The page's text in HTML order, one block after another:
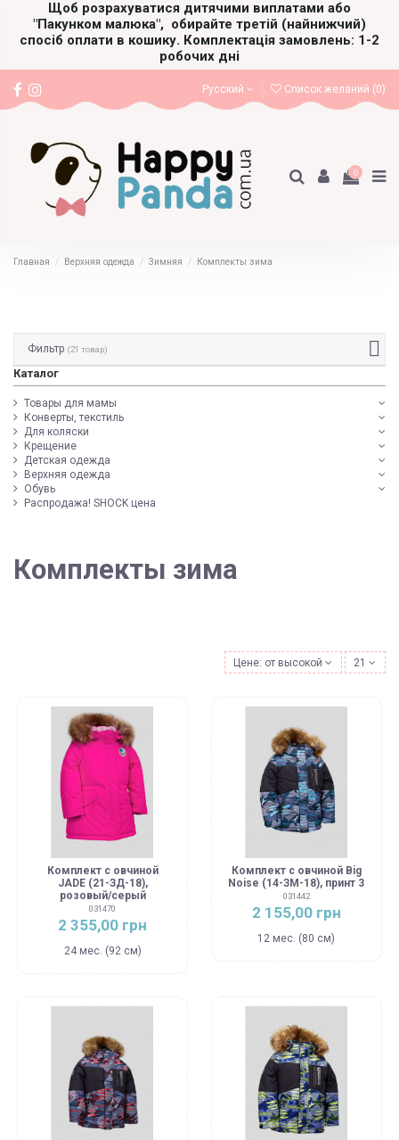
Щоб розрахуватися дитячими виплатами або
"Пакунком малюка", обирайте третій (найнижчий)
спосіб оплати в кошику. Комплектація замовлень: 1-2
робочих дні
Русский Список желаний (0)
0
Главная Верхняя одежда Зимняя Комплекты зима
Комплекты зима
Цене: от высокой к низкой
21
Комплект с овчиной
JADE (21-ЗД-18),
розовый/серый
031470
2 355,00 грн
24 мес. (92 см)
Комплект с овчиной Big
Noise (14-ЗМ-18), принт 3
031442
2 155,00 грн
12 мес. (80 см)
Фильтр (21 товар)
Каталог
Товары для мамы
Конверты, текстиль
Для коляски
Крещение
Детская одежда
Верхняя одежда
Обувь
Распродажа! SHOCK цена